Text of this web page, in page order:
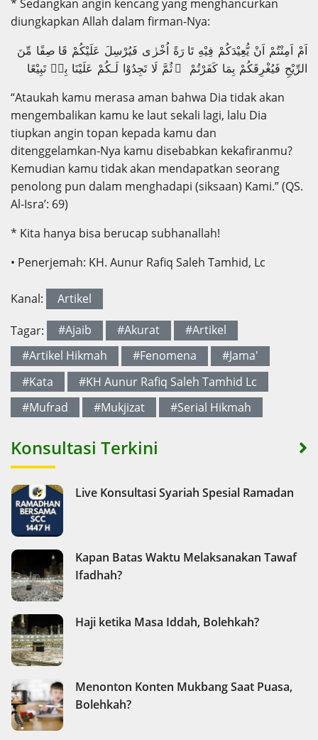
* Sedangkan angin kencang yang menghancurkan
diungkapkan Allah dalam firman-Nya:
اَمْ اَمِنْتُمْ اَنْ يُّعِيْدَكُمْ فِيْهِ تَا رَةً اُخْرٰ ى فَيُرْسِلَ عَلَيْكُمْ قَا صِفًا مِّنَ
الرِّيْحِ فَيُغْرِقَكُمْ بِمَا كَفَرْتُمْ ۙ ثُمَّ لَا تَجِدُوْا لَـكُمْ عَلَيْنَا بِهٖ تَبِيْعًا
“Ataukah kamu merasa aman bahwa Dia tidak akan
mengembalikan kamu ke laut sekali lagi, lalu Dia
tiupkan angin topan kepada kamu dan
ditenggelamkan-Nya kamu disebabkan kekafiranmu?
Kemudian kamu tidak akan mendapatkan seorang
penolong pun dalam menghadapi (siksaan) Kami.” (QS.
Al-Isra’: 69)
* Kita hanya bisa berucap subhanallah!
• Penerjemah: KH. Aunur Rafiq Saleh Tamhid, Lc
Kanal: Artikel
Tagar: #Ajaib #Akurat
#Artikel
#Artikel Hikmah
#Fenomena
#Jama'
#Kata
#KH Aunur Rafiq Saleh Tamhid Lc
#Mufrad
#Mukjizat #Serial Hikmah
Konsultasi Terkini
Live Konsultasi Syariah Spesial Ramadan
Kapan Batas Waktu Melaksanakan Tawaf
Ifadhah?
Haji ketika Masa Iddah, Bolehkah?
Menonton Konten Mukbang Saat Puasa,
Bolehkah?